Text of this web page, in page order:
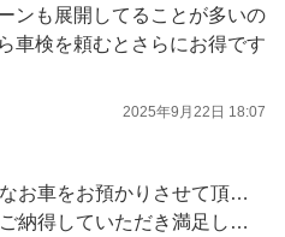
ンも展開してることが多いの
車検を頼むとさらにお得です
2025年9月22日 18:07
この度は、当社にて大切なお車をお預かりさせて頂き誠に有難うございました。
いただける接客・サービスを心がけております。